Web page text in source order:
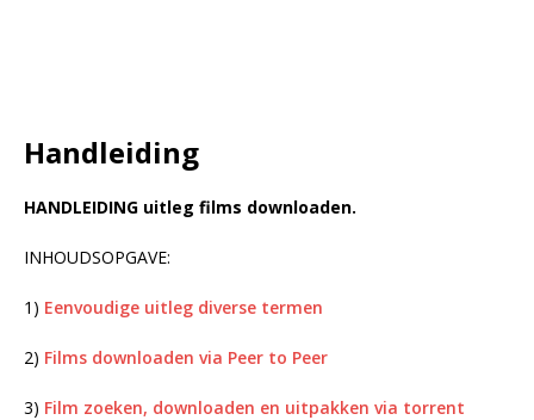
Handleiding
HANDLEIDING uitleg films downloaden.
INHOUDSOPGAVE:
1) Eenvoudige uitleg diverse termen
2) Films downloaden via Peer to Peer
3) Film zoeken, downloaden en uitpakken via torrent